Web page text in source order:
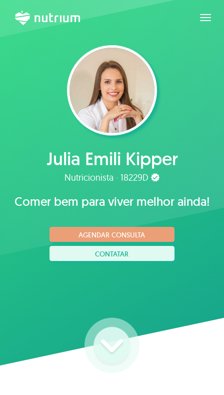
Julia Emili Kipper
Nutricionista · 18229D
Comer bem para viver melhor ainda!
AGENDAR CONSULTA
CONTATAR